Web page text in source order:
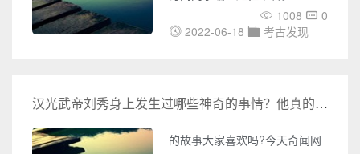
的，他师从司马徽庞德公，与凤
雏庞统是师兄弟。俩个人各有所
元1616年，统一女真大部，创
立制度，建立后金，人从此结束
明檄文，拉开了入关的序幕。至
十七年，清军攻下京城，明清战
争持续了整整26年。 期间，
1008
0
2022-06-18
考古发现
汉光武帝刘秀身上发生过哪些神奇的事情？他真的是位面之子吗？
的故事大家喜欢吗?今天奇闻网